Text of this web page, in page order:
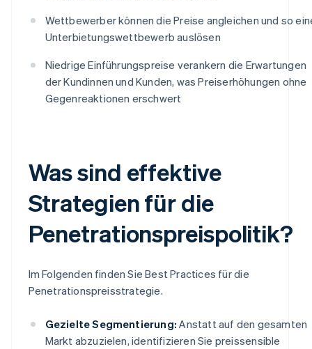
Wettbewerber können die Preise angleichen und so
Unterbietungswettbewerb auslösen
Niedrige Einführungspreise verankern die Erwartungen
der Kundinnen und Kunden, was Preiserhöhungen ohne
Gegenreaktionen erschwert
Was sind effektive
Strategien für die
Penetrationspreispolitik?
Im Folgenden finden Sie Best Practices für die
Penetrationspreisstrategie.
Gezielte Segmentierung: Anstatt auf den gesamten
Markt abzuzielen, identifizieren Sie preissensible